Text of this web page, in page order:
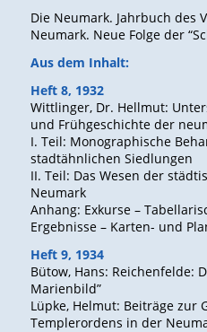
Die Neumark. Jahrbuch des
Neumark. Neue Folge der
Aus dem Inhalt:
Heft 8, 1932
Wittlinger, Dr. Hellmut:
und Frühgeschichte der
I. Teil: Monographische
stadtähnlichen Siedlungen
II. Teil: Das Wesen der
Neumark
Anhang: Exkurse –
Ergebnisse – Karten- und
Heft 9, 1934
Bütow, Hans: Reichenfelde:
Marienbild”
Lüpke, Helmut: Beiträge zur
Templerordens in der